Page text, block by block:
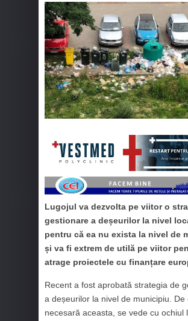
Lugojul va dezvolta pe viitor o
gestionare a deșeurilor la nivel
pentru că ea nu exista la nivel de
și va fi extrem de utilă pe viitor
atrage proiectele cu finanțare
Recent a fost aprobată strategia de
a deșeurilor la nivel de municipiu. De
necesară aceasta, se vede cu ochiul